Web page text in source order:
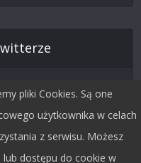
pliki Cookies. Są one
użytkownika w celach
z serwisu. Możesz
lub dostępu do cookie w